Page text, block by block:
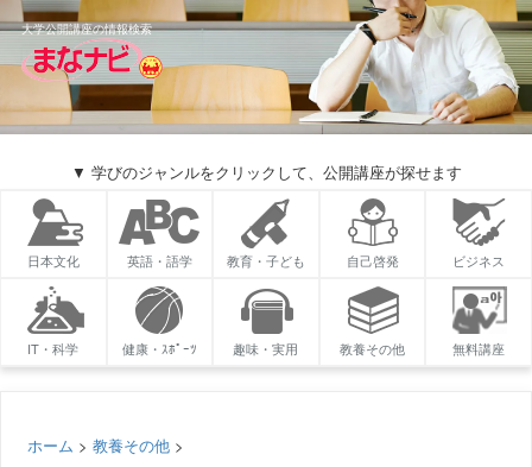
大学公開講座の情報検索
▼ 学びのジャンルをクリックして、公開講座が探せます
日本文化 英語・語学 教育・子ども 自己啓発 ビジネス
IT・科学 健康・ｽﾎﾟｰﾂ 趣味・実用 教養その他 無料講座
ホーム >教養その他 >